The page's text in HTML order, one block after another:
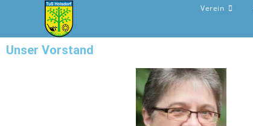
Verein
Unser Vorstand